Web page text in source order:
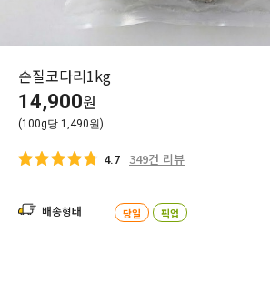
손질코다리1kg
14,900원
(100g당 1,490원)
4.7 349건 리뷰
배송형태 당일 픽업